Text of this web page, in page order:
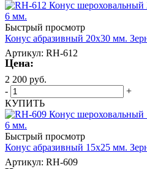
Быстрый просмотр
Конус абразивный 20х30 мм.
Артикул: RH-612
Цена:
2 200 руб.
-
+
КУПИТЬ
Быстрый просмотр
Конус абразивный 15х25 мм.
Артикул: RH-609